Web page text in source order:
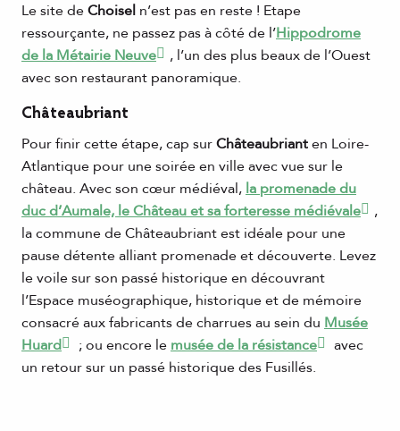
Le site deChoisel n’est pas en reste ! Etape
ressourçante, ne passez pas à côté de l’Hippodrome
de la Métairie Neuve
, l’un des plus beaux de l’Ouest
avec son restaurant panoramique.
Châteaubriant
Pour finir cette étape, cap surChâteaubrianten Loire-
Atlantique pour une soirée en ville avec vue sur le
château. Avec son cœur médiéval, la promenade du
duc d’Aumale, le Château et sa forteresse médiévale
,
la commune de Châteaubriant est idéale pour une
pause détente alliant promenade et découverte. Levez
le voile sur son passé historique en découvrant
l’Espace muséographique, historique et de mémoire
consacré aux fabricants de charrues au sein du Musée
Huard
; ou encore le musée de la résistance
avec
un retour sur un passé historique des Fusillés.